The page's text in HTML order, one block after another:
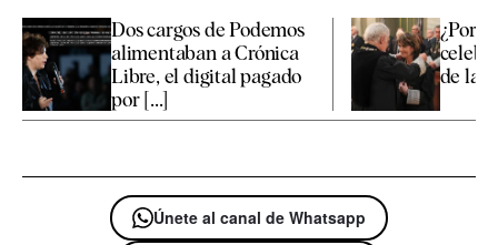
Dos cargos de Podemos
alimentaban a Crónica
Libre, el digital pagado
por [...]
¿Por
de la
Únete al canal de Whatsapp